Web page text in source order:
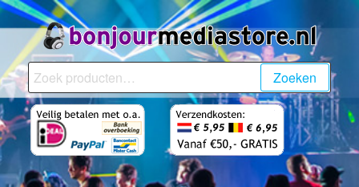
Ga
naar
inhoudBonjourMediaStore.nl
Professionals in
Zoeken
naar:
Zoeken